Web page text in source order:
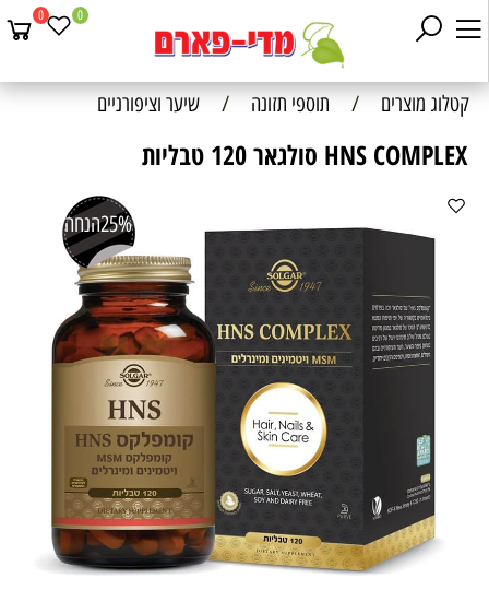
0 0
קטלוג מוצרים / תוספי תזונה / שיער וציפורניים
HNS COMPLEX סולגאר 120 טבליות
25%הנחה